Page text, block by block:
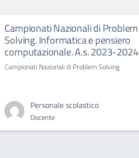
Campionati Nazionali di Problem
Solving. Informatica e pensiero
computazionale. A.s. 2023-2024
Campionati Nazionali di Problem Solving
Personale scolastico
Docente